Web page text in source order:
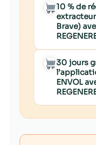
10 % de
Brave)
30 jours
ENVOL